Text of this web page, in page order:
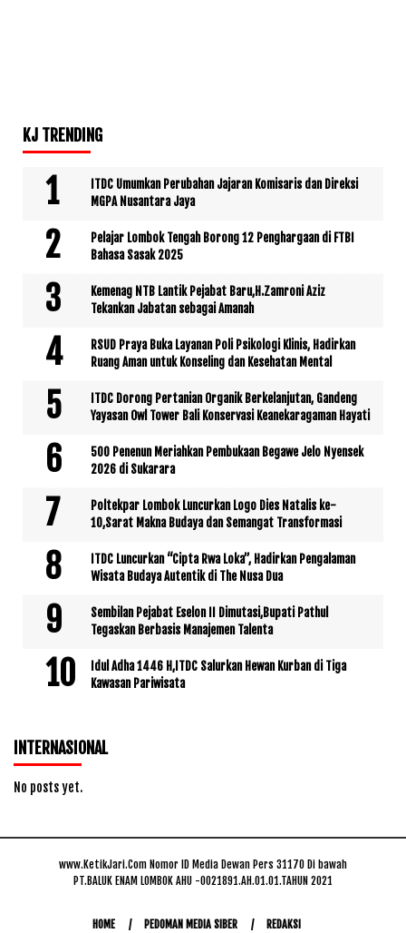
KJ TRENDING
ITDC Umumkan Perubahan Jajaran Komisaris dan Direksi
MGPA Nusantara Jaya
Pelajar Lombok Tengah Borong 12 Penghargaan di FTBI
Bahasa Sasak 2025
Kemenag NTB Lantik Pejabat Baru,H.Zamroni Aziz
Tekankan Jabatan sebagai Amanah
RSUD Praya Buka Layanan Poli Psikologi Klinis, Hadirkan
Ruang Aman untuk Konseling dan Kesehatan Mental
ITDC Dorong Pertanian Organik Berkelanjutan, Gandeng
Yayasan Owl Tower Bali Konservasi Keanekaragaman Hayati
500 Penenun Meriahkan Pembukaan Begawe Jelo Nyensek
2026 di Sukarara
Poltekpar Lombok Luncurkan Logo Dies Natalis ke-
10,Sarat Makna Budaya dan Semangat Transformasi
ITDC Luncurkan “Cipta Rwa Loka”, Hadirkan Pengalaman
Wisata Budaya Autentik di The Nusa Dua
Sembilan Pejabat Eselon II Dimutasi,Bupati Pathul
Tegaskan Berbasis Manajemen Talenta
Idul Adha 1446 H,ITDC Salurkan Hewan Kurban di Tiga
Kawasan Pariwisata
INTERNASIONAL
No posts yet.
www.KetikJari.Com Nomor ID Media Dewan Pers 31170 Di bawah
PT.BALUK ENAM LOMBOK AHU -0021891.AH.01.01.TAHUN 2021
HOME PEDOMAN MEDIA SIBER REDAKSI